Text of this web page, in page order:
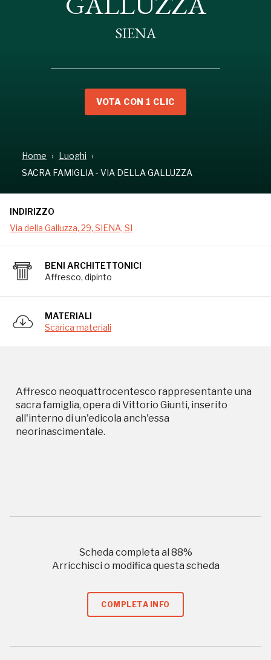
SIENA
VOTA CON 1 CLIC
Home
Luoghi
SACRA FAMIGLIA - VIA DELLA GALLUZZA
INDIRIZZO
Via della Galluzza, 29, SIENA, SI
BENI ARCHITETTONICI
Affresco, dipinto
MATERIALI
Scarica materiali
Affresco neoquattrocentesco rappresentante una
sacra famiglia, opera di Vittorio Giunti, inserito
all'interno di un'edicola anch'essa
neorinascimentale.
Scheda completa al 88%
Arricchisci o modifica questa scheda
COMPLETA INFO
INDIRIZZO
Affresco neoquattrocentesco rappresentante una
sacra famiglia, opera di Vittorio Giunti, inserito
all'interno di un'edicola anch'essa
Storico campagne in questo
Registrati alla newsletter